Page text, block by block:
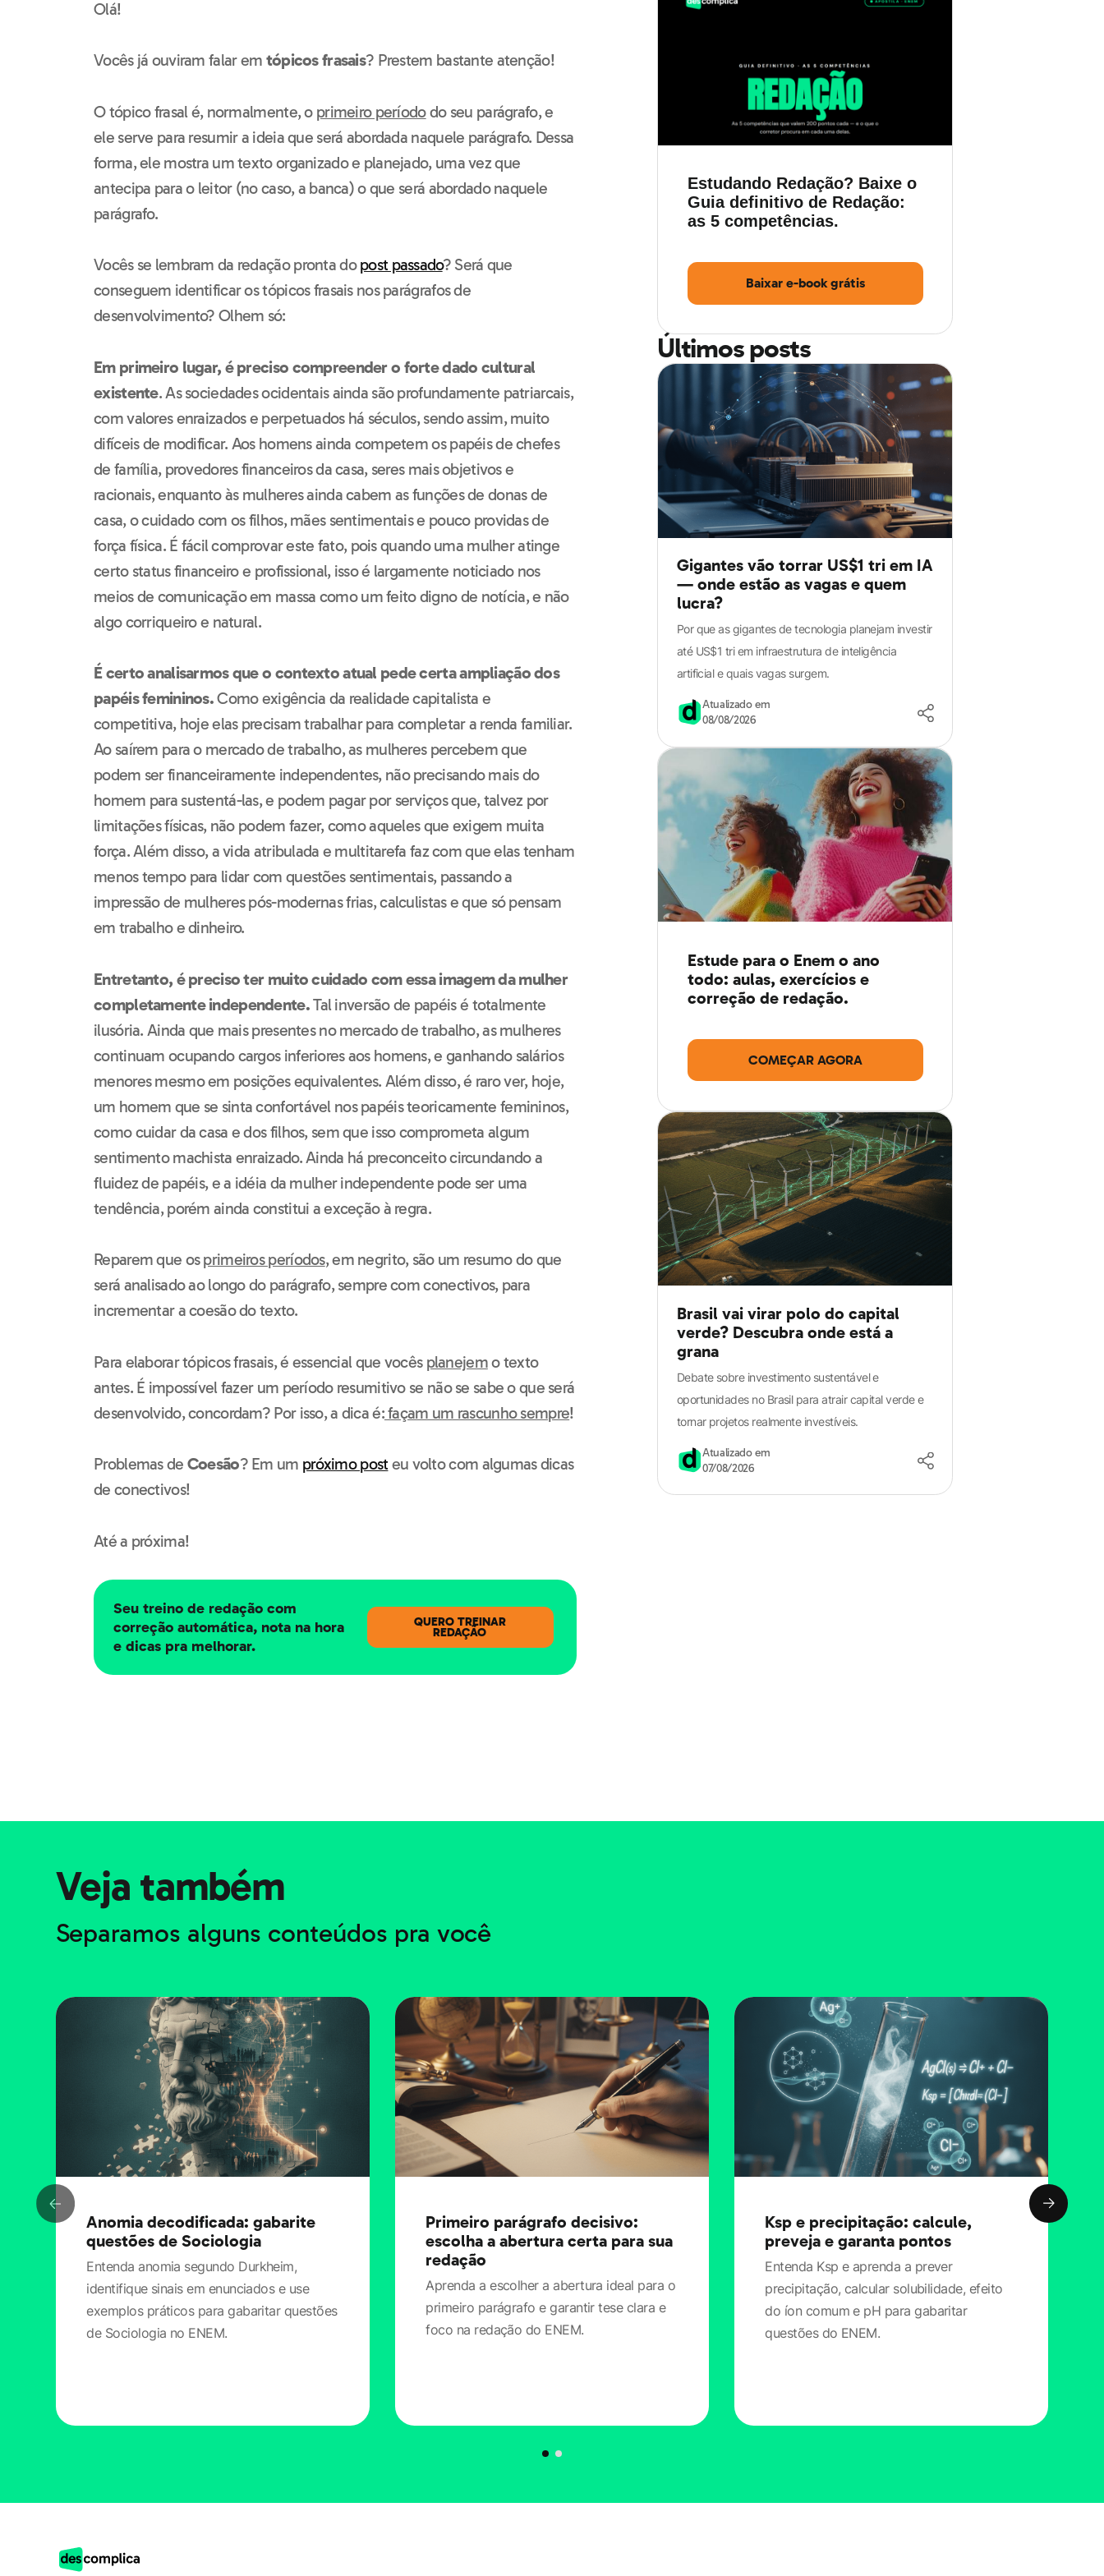
Olá!
Vocês já ouviram falar em tópicos frasais? Prestem bastante atenção!
O tópico frasal é, normalmente, o primeiro períododo seu parágrafo, e
ele serve para resumir a ideia que será abordada naquele parágrafo. Dessa
forma, ele mostra um texto organizado e planejado, uma vez que
antecipa para o leitor (no caso, a banca) o que será abordado naquele
parágrafo.
Vocês se lembram da redação pronta dopost passado? Será que
conseguem identificar os tópicos frasais nos parágrafos de
desenvolvimento? Olhem só:
Em primeiro lugar, é preciso compreender o forte dado cultural
existente. As sociedades ocidentais ainda são profundamente patriarcais,
com valores enraizados e perpetuados há séculos, sendo assim, muito
difíceis de modificar. Aos homens ainda competem os papéis de chefes
de família, provedores financeiros da casa, seres mais objetivos e
racionais, enquanto às mulheres ainda cabem as funções de donas de
casa, o cuidado com os filhos, mães sentimentais e pouco providas de
força física. É fácil comprovar este fato, pois quando uma mulher atinge
certo status financeiro e profissional, isso é largamente noticiado nos
meios de comunicação em massa como um feito digno de notícia, e não
algo corriqueiro e natural.
É certo analisarmos que o contexto atual pede certa ampliação dos
papéis femininos.Como exigência da realidade capitalista e
competitiva, hoje elas precisam trabalhar para completar a renda familiar.
Ao saírem para o mercado de trabalho, as mulheres percebem que
podem ser financeiramente independentes, não precisando mais do
homem para sustentá-las, e podem pagar por serviços que, talvez por
limitações físicas, não podem fazer, como aqueles que exigem muita
força. Além disso, a vida atribulada e multitarefa faz com que elas tenham
menos tempo para lidar com questões sentimentais, passando a
impressão de mulheres pós-modernas frias, calculistas e que só pensam
em trabalho e dinheiro.
Entretanto, é preciso ter muito cuidado com essa imagem da mulher
completamente independente.Tal inversão de papéis é totalmente
ilusória. Ainda que mais presentes no mercado de trabalho, as mulheres
continuam ocupando cargos inferiores aos homens, e ganhando salários
menores mesmo em posições equivalentes. Além disso, é raro ver, hoje,
um homem que se sinta confortável nos papéis teoricamente femininos,
como cuidar da casa e dos filhos, sem que isso comprometa algum
sentimento machista enraizado. Ainda há preconceito circundando a
fluidez de papéis, e a idéia da mulher independente pode ser uma
tendência, porém ainda constitui a exceção à regra.
Reparem que osprimeiros períodos, em negrito, são um resumo do que
será analisado ao longo do parágrafo, sempre com conectivos, para
incrementar a coesão do texto.
Para elaborar tópicos frasais, é essencial que vocês planejemo texto
antes. É impossível fazer um período resumitivo se não se sabe o que será
desenvolvido, concordam? Por isso, a dica é:façam um rascunho sempre!
Problemas de Coesão? Em um próximo post eu volto com algumas dicas
de conectivos!
Até a próxima!
Seu treino de redação com
correção automática, nota na hora
e dicas pra melhorar.
QUERO TREINAR
REDAÇÃO
Guia definitivo
de Redação para
o ENEM
Estudando Redação? Baixe o
Guia definitivo de Redação:
as 5 competências.
Baixar e-book grátis
Últimos posts
Gigantes vão torrar US$1 tri em IA
— onde estão as vagas e quem
lucra?
Por que as gigantes de tecnologia planejam investir
até US$1 tri em infraestrutura de inteligência
artificial e quais vagas surgem.
Atualizado em
08/08/2026
Estude para o Enem o ano
todo: aulas, exercícios e
correção de redação.
COMEÇAR AGORA
Brasil vai virar polo do capital
verde? Descubra onde está a
grana
Debate sobre investimento sustentável e
oportunidades no Brasil para atrair capital verde e
tornar projetos realmente investíveis.
Atualizado em
07/08/2026
Veja também
Separamos alguns conteúdos pra você
Anomia decodificada: gabarite
questões de Sociologia
Entenda anomia segundo Durkheim,
identifique sinais em enunciados e use
exemplos práticos para gabaritar questões
de Sociologia no ENEM.
Primeiro parágrafo decisivo:
escolha a abertura certa para sua
redação
Aprenda a escolher a abertura ideal para o
primeiro parágrafo e garantir tese clara e
foco na redação do ENEM.
Ksp e precipitação: calcule,
preveja e garanta pontos
Entenda Ksp e aprenda a prever
precipitação, calcular solubilidade, efeito
do íon comum e pH para gabaritar
questões do ENEM.